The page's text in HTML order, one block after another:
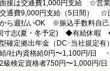
接は交通費1,000円支給 ☆営業
通費9,000円支給（5日間） ☆
ら週払いOK ※振込手数料自己
寸志(夏・冬予定) ◆有給休暇 ◆
確定拠出年金（DC･当社規
給/社内資格給0円〜1,100円/日
2級検定資格者750円〜1,000円/